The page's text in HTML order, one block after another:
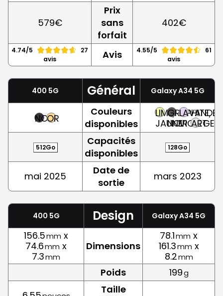
579€
Prix
sans
forfait
402€
4.74/5
27
avis
Avis 4.55/5
61
avis
400 5G Général Galaxy A34 5G
NOIR
OR
Couleurs
disponibles
LIME,
JAUNE
GRAPHITE,
NOIR
LAVANDE,
VIOLET
512Go
Capacités
disponibles
128Go
mai 2025
Date de
sortie
mars 2023
400 5G Design Galaxy A34 5G
156.5mm x
74.6mm x
7.3mm
Dimensions
78.1mm x
161.3mm x
8.2mm
Poids 199g
Taille